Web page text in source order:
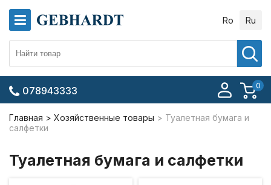
Ro Ru
0
078943333
Главная Хозяйственные товары
Туалетная бумага и
салфетки
Туалетная бумага и салфетки